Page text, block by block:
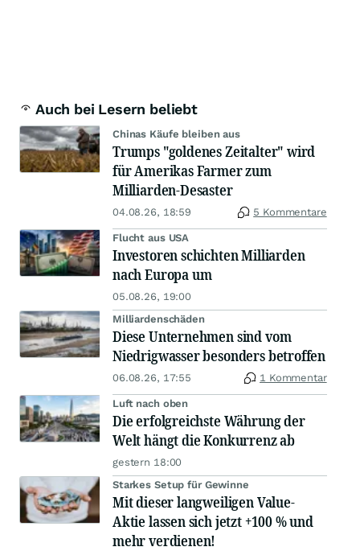
Auch bei Lesern beliebt
Chinas Käufe bleiben aus
Trumps "goldenes Zeitalter" wird
für Amerikas Farmer zum
Milliarden-Desaster
04.08.26, 18:59 5 Kommentare
Flucht aus USA
Investoren schichten Milliarden
nach Europa um
05.08.26, 19:00
Milliardenschäden
Diese Unternehmen sind vom
Niedrigwasser besonders betroffen
06.08.26, 17:55 1 Kommentar
Luft nach oben
Die erfolgreichste Währung der
Welt hängt die Konkurrenz ab
gestern 18:00
Starkes Setup für Gewinne
Mit dieser langweiligen Value-
Aktie lassen sich jetzt +100 % und
mehr verdienen!